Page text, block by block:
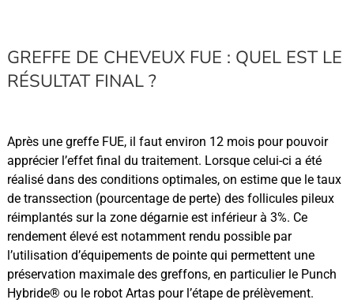
GREFFE DE CHEVEUX FUE : QUEL EST LE
RÉSULTAT FINAL ?
Après une greffe FUE, il faut environ 12 mois pour pouvoir
apprécier l’effet final du traitement. Lorsque celui-ci a été
réalisé dans des conditions optimales, on estime que le taux
de transsection (pourcentage de perte) des follicules pileux
réimplantés sur la zone dégarnie est inférieur à 3%. Ce
rendement élevé est notamment rendu possible par
l’utilisation d’équipements de pointe qui permettent une
préservation maximale des greffons, en particulier le Punch
Hybride® ou le robot Artas pour l’étape de prélèvement.